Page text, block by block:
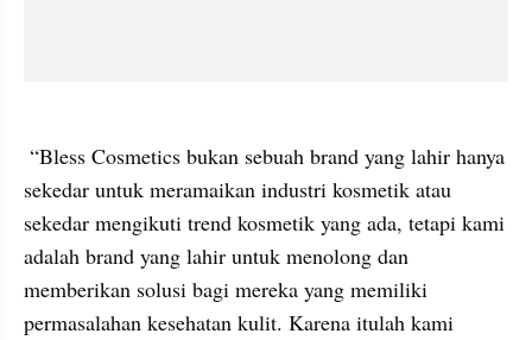
sekedar untuk meramaikan industri kosmetik atau
sekedar mengikuti trend kosmetik yang ada, tetapi kami
adalah brand yang lahir untuk menolong dan
memberikan solusi bagi mereka yang memiliki
permasalahan kesehatan kulit. Karena itulah kami